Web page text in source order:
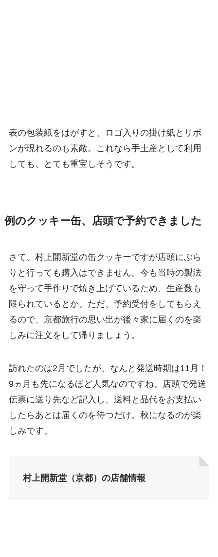
表の包装紙をはがすと、ロゴ入りの掛け紙とリボ
ンが現れるのも素敵。これなら手土産として利用
しても、とても重宝しそうです。
例のクッキー缶、店頭で予約できました
さて、村上開新堂の缶クッキーですが店頭にぶら
りと行っても購入はできません。今も当時の製法
を守って手作りで焼き上げているため、生産数も
限られているとか。ただ、予約受付をしてもらえ
るので、京都旅行の思い出が後々家に届くのを楽
しみに注文をして帰りましょう。
訪れたのは2月でしたが、なんと発送時期は11月！
9ヵ月も先になるほど人気なのですね。店頭で発送
伝票に送り先など記入し、送料と品代をお支払い
したらあとは届くのを待つだけ。秋になるのが楽
しみです。
村上開新堂（京都）の店舗情報